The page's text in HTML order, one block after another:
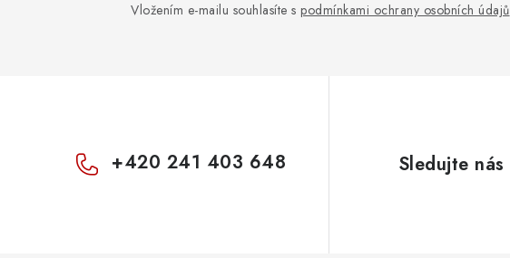
Vložením e-mailu souhlasíte s podmínkami ochrany osobních údajů
+420 241 403 648